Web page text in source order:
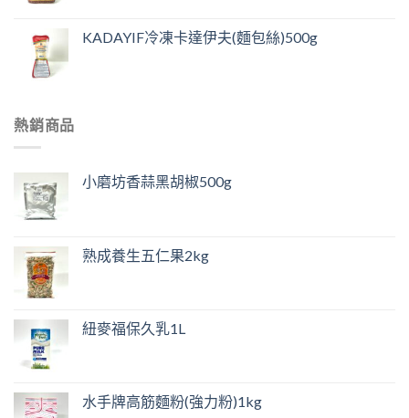
KADAYIF冷凍卡達伊夫(麵包絲)500g
熱銷商品
小磨坊香蒜黑胡椒500g
熟成養生五仁果2kg
紐麥福保久乳1L
水手牌高筋麵粉(強力粉)1kg